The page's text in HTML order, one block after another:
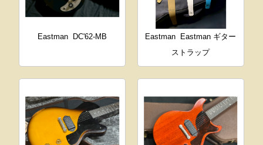
Eastman DC'62-MB Eastman
Eastman ギター
ストラップ